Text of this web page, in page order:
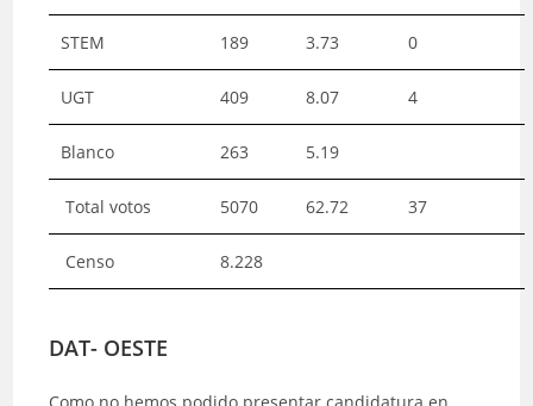
STEM 189 3.73 0
UGT 409 8.07 4
Blanco 263 5.19
Total votos 5070 62.72 37
Censo 8.228
DAT- OESTE
Como no hemos podido presentar candidatura en